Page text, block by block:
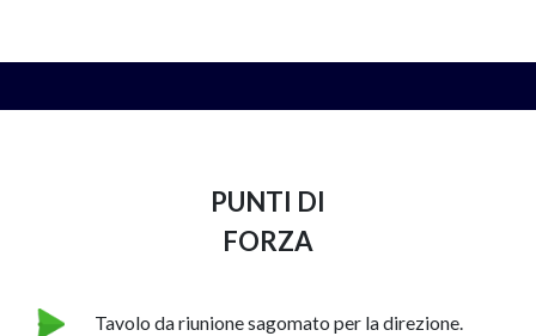
PUNTI DI
FORZA
Tavolo da riunione sagomato per la direzione.